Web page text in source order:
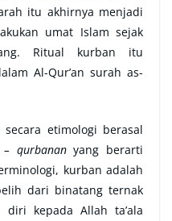
itu akhirnya menjadi
umat Islam sejak
Ritual kurban itu
Al-Qur’an surah as-
etimologi berasal
– qurbananyang berarti
kurban adalah
dari binatang ternak
diri kepada Allah ta’ala